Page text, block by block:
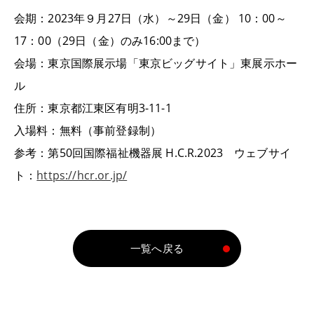
会期：2023年９月27日（水）～29日（金） 10：00～
17：00（29日（金）のみ16:00まで）
会場：東京国際展示場「東京ビッグサイト」東展示ホー
ル
住所：東京都江東区有明3-11-1
入場料：無料（事前登録制）
参考：第50回国際福祉機器展 H.C.R.2023 ウェブサイ
ト： https://hcr.or.jp/
一覧へ戻る